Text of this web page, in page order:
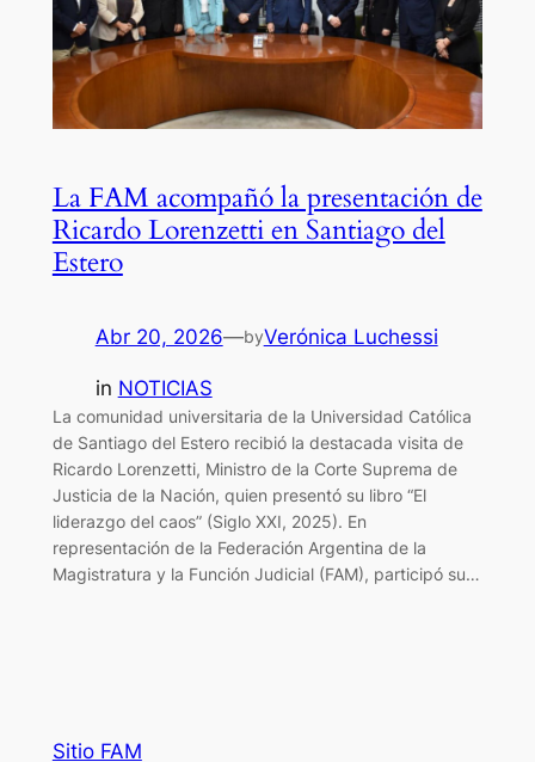
La FAM acompañó la presentación de
Ricardo Lorenzetti en Santiago del
Estero
Abr 20, 2026—byVerónica Luchessi
in NOTICIAS
La comunidad universitaria de la Universidad Católica
de Santiago del Estero recibió la destacada visita de
Ricardo Lorenzetti, Ministro de la Corte Suprema de
Justicia de la Nación, quien presentó su libro “El
liderazgo del caos” (Siglo XXI, 2025). En
representación de la Federación Argentina de la
Magistratura y la Función Judicial (FAM), participó su…
Sitio FAM